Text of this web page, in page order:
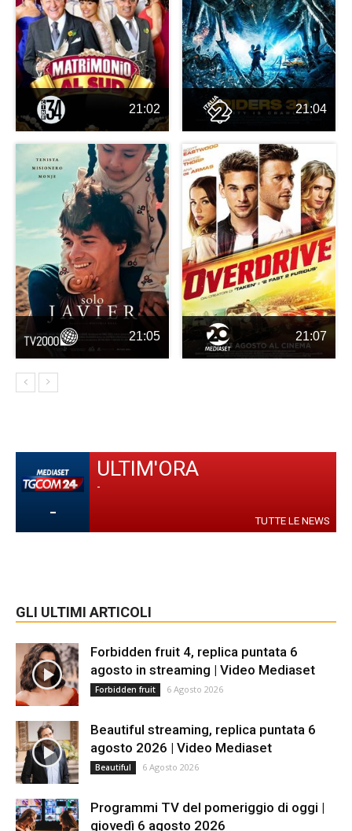
21:02 21:04
21:05 21:07
-
ULTIM'ORA
-
TUTTE LE NEWS
GLI ULTIMI ARTICOLI
Forbidden fruit 4, replica puntata 6
agosto in streaming | Video Mediaset
Forbidden fruit 6 Agosto 2026
Beautiful streaming, replica puntata 6
agosto 2026 | Video Mediaset
Beautiful 6 Agosto 2026
Programmi TV del pomeriggio di oggi |
giovedì 6 agosto 2026